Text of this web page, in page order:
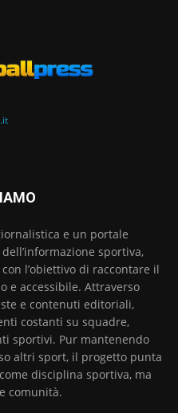
e un portale
sportiva,
l’obiettivo di raccontare il
e accessibile. Attraverso
e contenuti editoriali,
costanti su squadre,
sportivi. Pur mantenendo
altri sport, il progetto punta
disciplina sportiva, ma
comunità.